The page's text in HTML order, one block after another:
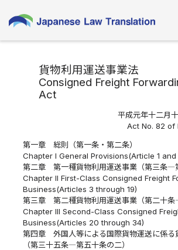
貨物利用運送事業法
Consigned Freight
Act
平成元年十二月
Act No. 82 of
第一章 総則（第一条・第二条）
Chapter I General Provisions(Article 1
第二章 第一種貨物利用運送事業（第三条―
Chapter II First-Class Consigned Freight
Business(Articles 3 through 19)
第三章 第二種貨物利用運送事業（第二十条
Chapter III Second-Class Consigned
Business(Articles 20 through 34)
第四章 外国人等による国際貨物運送に係る
（第三十五条―第五十条の二）